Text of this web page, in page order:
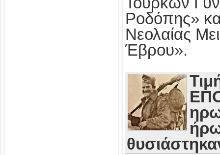
Ροδόπης»
Νεολαίας
Έβρου».